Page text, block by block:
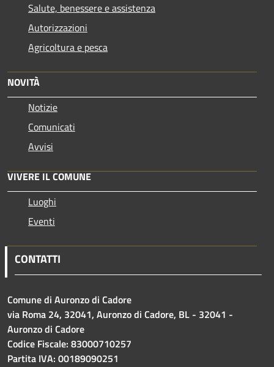
Salute, benessere e assistenza
Autorizzazioni
Agricoltura e pesca
NOVITÀ
Notizie
Comunicati
Avvisi
VIVERE IL COMUNE
Luoghi
Eventi
CONTATTI
Comune di Auronzo di Cadore
via Roma 24, 32041, Auronzo di Cadore, BL - 32041 -
Auronzo di Cadore
Codice Fiscale: 83000710257
Partita IVA: 00189090251